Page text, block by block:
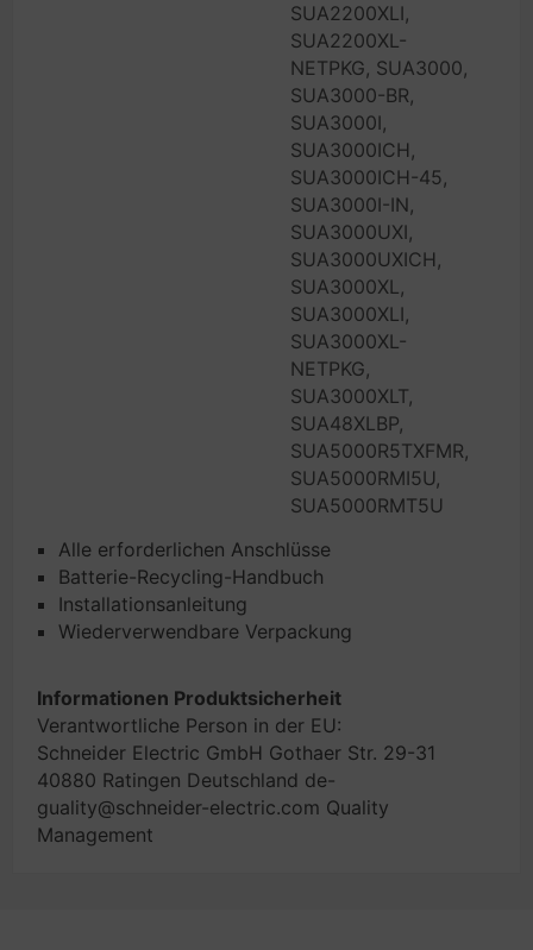
SUA2200XLI,
SUA2200XL-
NETPKG, SUA3000,
SUA3000-BR,
SUA3000I,
SUA3000ICH,
SUA3000ICH-45,
SUA3000I-IN,
SUA3000UXI,
SUA3000UXICH,
SUA3000XL,
SUA3000XLI,
SUA3000XL-
NETPKG,
SUA3000XLT,
SUA48XLBP,
SUA5000R5TXFMR,
SUA5000RMI5U,
SUA5000RMT5U
Alle erforderlichen Anschlüsse
Batterie-Recycling-Handbuch
Installationsanleitung
Wiederverwendbare Verpackung
Informationen Produktsicherheit
Verantwortliche Person in der EU:
Schneider Electric GmbH Gothaer Str. 29-31
40880 Ratingen Deutschland de-
guality@schneider-electric.com Quality
Management